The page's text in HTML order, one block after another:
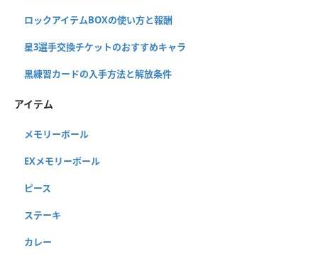
ロックアイテムBOXの使い方と報酬
星3選手交換チケットのおすすめキャラ
黒練習カードの入手方法と解放条件
アイテム
メモリーボール
EXメモリーボール
ピース
ステーキ
カレー